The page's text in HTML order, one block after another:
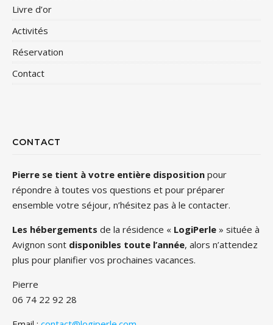
Livre d’or
Activités
Réservation
Contact
CONTACT
Pierre se tient à votre entière disposition pour
répondre à toutes vos questions et pour préparer
ensemble votre séjour, n’hésitez pas à le contacter.
Les hébergements de la résidence « LogiPerle » située à
Avignon sont disponibles toute l’année, alors n’attendez
plus pour planifier vos prochaines vacances.
Pierre
06 74 22 92 28